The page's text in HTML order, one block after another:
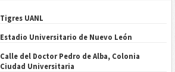
Tigres UANL
Estadio Universitario de Nuevo León
Calle del Doctor Pedro de Alba, Colonia
Ciudad Universitaria